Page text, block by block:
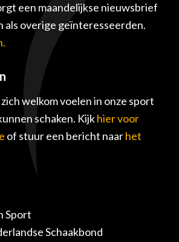
een maandelijkse nieuwsbrief
als overige geïnteresseerden.
welkom voelen in onze sport
schaken. Kijkhier voor
of stuur een bericht naarhet
Sport
Schaakbond